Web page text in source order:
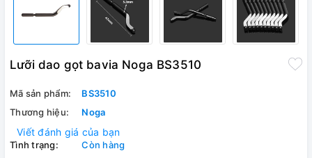
Lưỡi dao gọt bavia Noga BS3510
Mã sản phẩm:
BS3510
Thương hiệu:
Noga
Viết đánh giá của bạn
Tình trạng: Còn hàng